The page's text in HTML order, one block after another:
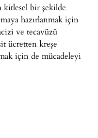
kitlesel bir şekilde
hazırlanmak için
ve tecavüzü
ücretten kreşe
için de mücadeleyi